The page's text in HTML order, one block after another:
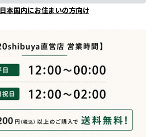
日本国内にお住まいの方向け